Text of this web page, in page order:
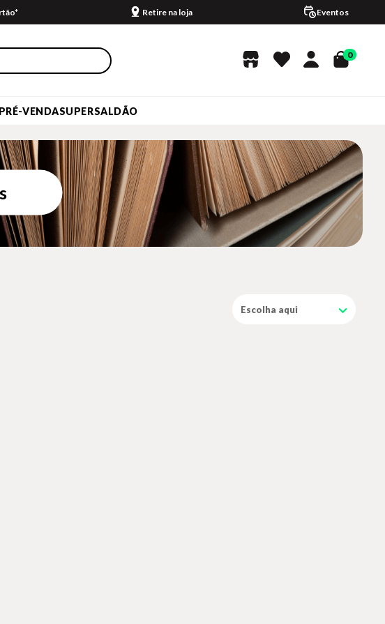
Retire na loja Eventos
0
PRÉ-VENDASUPERSALDÃO
Escolha aqui